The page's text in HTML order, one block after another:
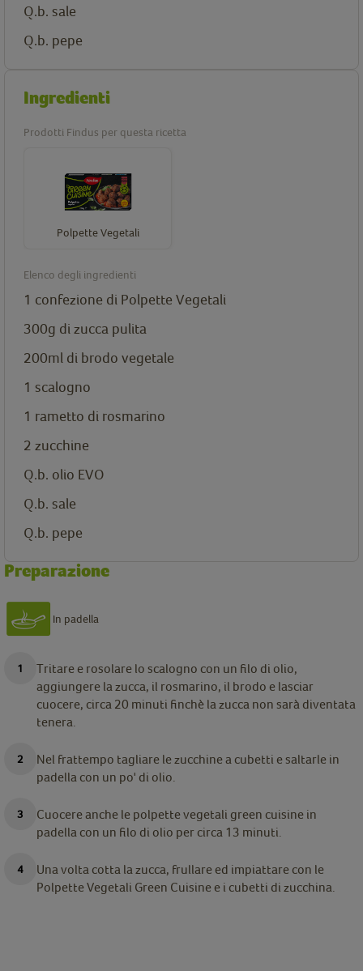
Q.b. sale
Q.b. pepe
Ingredienti
Prodotti Findus per questa ricetta
Polpette Vegetali
Elenco degli ingredienti
1 confezione di Polpette Vegetali
300g di zucca pulita
200ml di brodo vegetale
1 scalogno
1 rametto di rosmarino
2 zucchine
Q.b. olio EVO
Q.b. sale
Q.b. pepe
Preparazione
In padella
Tritare e rosolare lo scalogno con un filo di olio,
aggiungere la zucca, il rosmarino, il brodo e lasciar
cuocere, circa 20 minuti finchè la zucca non sarà diventata
tenera.
Nel frattempo tagliare le zucchine a cubetti e saltarle in
padella con un po' di olio.
Cuocere anche le polpette vegetali green cuisine in
padella con un filo di olio per circa 13 minuti.
Una volta cotta la zucca, frullare ed impiattare con le
Polpette Vegetali Green Cuisine e i cubetti di zucchina.